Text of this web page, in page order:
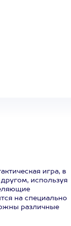
игра, в
используя
на специально
различные